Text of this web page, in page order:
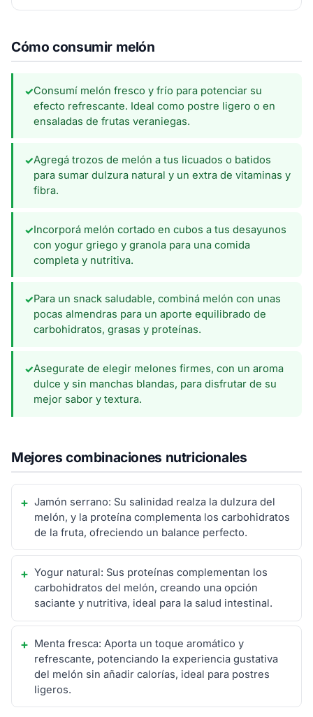
Cómo consumir melón
✓Consumí melón fresco y frío para potenciar su
efecto refrescante. Ideal como postre ligero o en
ensaladas de frutas veraniegas.
✓Agregá trozos de melón a tus licuados o batidos
para sumar dulzura natural y un extra de vitaminas y
fibra.
✓Incorporá melón cortado en cubos a tus desayunos
con yogur griego y granola para una comida
completa y nutritiva.
✓Para un snack saludable, combiná melón con unas
pocas almendras para un aporte equilibrado de
carbohidratos, grasas y proteínas.
✓Asegurate de elegir melones firmes, con un aroma
dulce y sin manchas blandas, para disfrutar de su
mejor sabor y textura.
Mejores combinaciones nutricionales
Jamón serrano: Su salinidad realza la dulzura del
melón, y la proteína complementa los carbohidratos
de la fruta, ofreciendo un balance perfecto.
Yogur natural: Sus proteínas complementan los
carbohidratos del melón, creando una opción
saciante y nutritiva, ideal para la salud intestinal.
Menta fresca: Aporta un toque aromático y
refrescante, potenciando la experiencia gustativa
del melón sin añadir calorías, ideal para postres
ligeros.